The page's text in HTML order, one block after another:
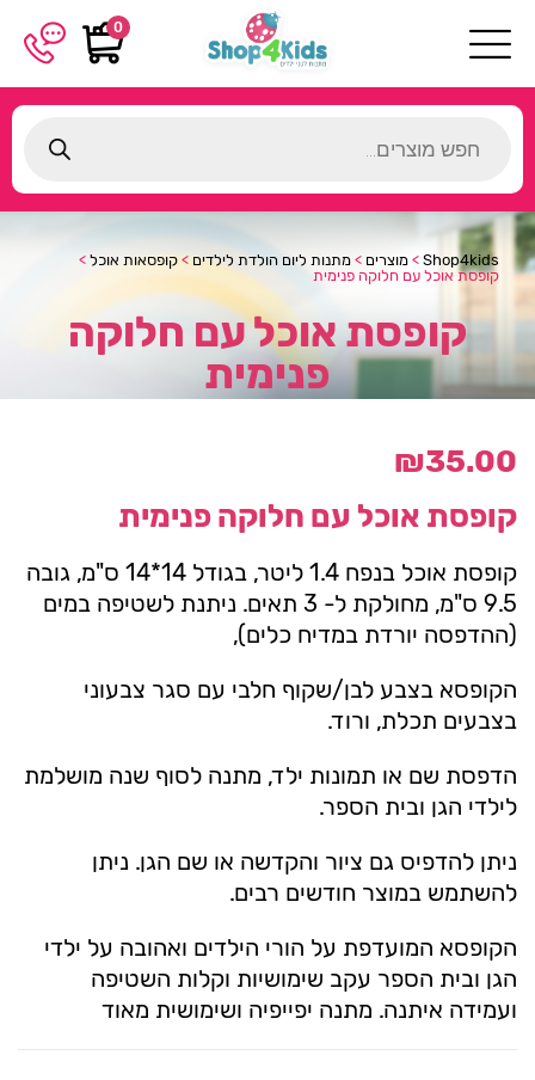
0
search
Shop4kids
> מוצרים > מתנות ליום הולדת לילדים > קופסאות אוכל >
קופסת אוכל עם חלוקה פנימית
קופסת אוכל עם חלוקה
פנימית
₪35.00
קופסת אוכל עם חלוקה פנימית
קופסת אוכל בנפח 1.4 ליטר, בגודל 14*14 ס"מ, גובה
9.5 ס"מ, מחולקת ל- 3 תאים. ניתנת לשטיפה במים
(ההדפסה יורדת במדיח כלים),
הקופסא בצבע לבן/שקוף חלבי עם סגר צבעוני
בצבעים תכלת, ורוד.
הדפסת שם או תמונות ילד, מתנה לסוף שנה מושלמת
לילדי הגן ובית הספר.
ניתן להדפיס גם ציור והקדשה או שם הגן. ניתן
להשתמש במוצר חודשים רבים.
הקופסא המועדפת על הורי הילדים ואהובה על ילדי
הגן ובית הספר עקב שימושיות וקלות השטיפה
ועמידה איתנה. מתנה יפייפיה ושימושית מאוד